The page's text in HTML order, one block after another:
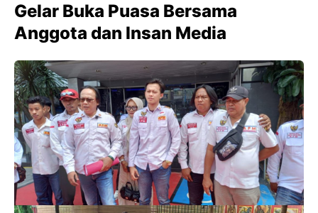
Gelar Buka Puasa Bersama
Anggota dan Insan Media